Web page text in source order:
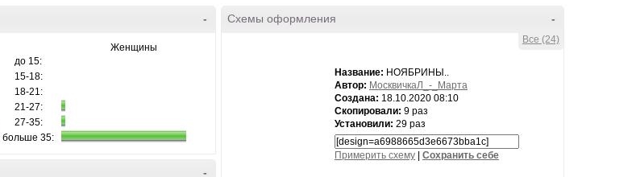
-
Женщины
до 15:
15-18:
18-21:
21-27:
27-35:
больше 35:
-
-
Схемы оформления
Все (24)
Название: НОЯБРИНЫ..
Автор: МосквичкаЛ_-_Марта
Создана: 18.10.2020 08:10
Скопировали: 9 раз
Установили: 29 раз
Примерить схему Cохранить себе